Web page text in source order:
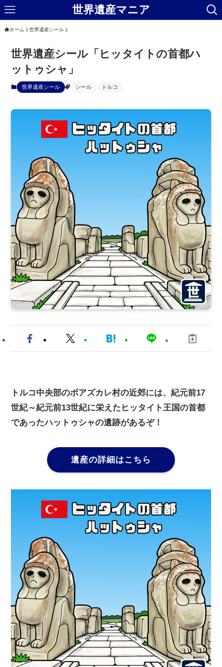
世界遺産マニア
ホーム 世界遺産シール
世界遺産シール「ヒッタイトの首都ハ
ットゥシャ」
世界遺産シール シール トルコ
トルコ中央部のボアズカレ村の近郊には、紀元前17
世紀～紀元前13世紀に栄えたヒッタイト王国の首都
であったハットゥシャの遺跡があるぞ！
遺産の詳細はこちら